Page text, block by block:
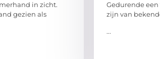
in zicht.
gezien als
Gedurende
zijn van
...